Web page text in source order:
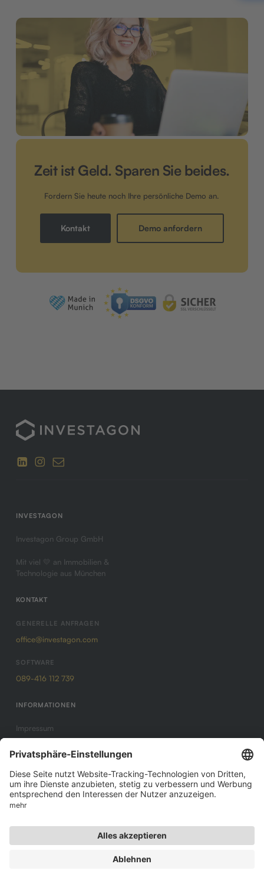
Zeit ist Geld. Sparen Sie beides.
Fordern Sie heute noch Ihre persönliche Demo an.
Kontakt Demo anfordern
INVESTAGON
Investagon Group GmbH
Mit viel 💛 an Immobilien &
Technologie aus München
KONTAKT
GENERELLE ANFRAGEN
office@investagon.com
SOFTWARE
089-416 112 739
INFORMATIONEN
Impressum
Datenschutz
AGB